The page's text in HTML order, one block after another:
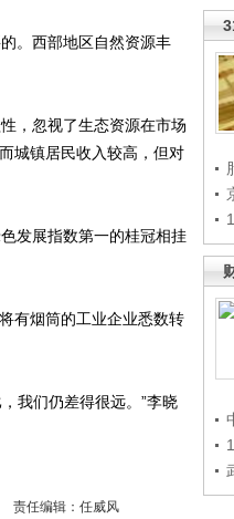
。西部地区自然资源丰
，忽视了生态资源在市场
城镇居民收入较高，但对
发展指数第一的桂冠相挂
有烟筒的工业企业悉数转
我们仍差得很远。”李晓
责任编辑：任威风